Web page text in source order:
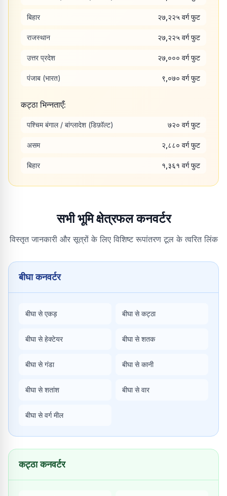
बिहार २७,२२५ वर्ग फुट
राजस्थान २७,२२५ वर्ग फुट
उत्तर प्रदेश २७,००० वर्ग फुट
पंजाब (भारत) ९,०७० वर्ग फुट
कट्ठा भिन्नताएँ:
पश्चिम बंगाल / बांग्लादेश (डिफ़ॉल्ट) ७२० वर्ग फुट
असम २,८८० वर्ग फुट
बिहार १,३६१ वर्ग फुट
सभी भूमि क्षेत्रफल कनवर्टर
विस्तृत जानकारी और सूत्रों के लिए विशिष्ट रूपांतरण टूल के त्वरित लिंक
बीघा कनवर्टर
बीघा से एकड़ बीघा से कट्ठा
बीघा से हेक्टेयर बीघा से शतक
बीघा से गंडा बीघा से कानी
बीघा से शतांश बीघा से वार
बीघा से वर्ग मील
कट्ठा कनवर्टर